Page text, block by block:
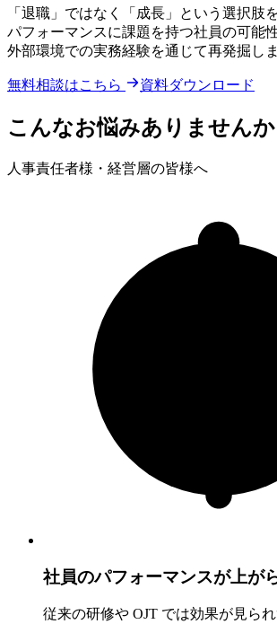
「退職」ではなく「成長」という選択肢を
パフォーマンスに課題を持つ社員の可能性
外部環境での実務経験を通じて再発掘しま
無料相談はこちら 資料ダウンロード
こんなお悩みありませんか
人事責任者様・経営層の皆様へ
社員のパフォーマンスが上が
従来の研修や OJT では効果が見ら